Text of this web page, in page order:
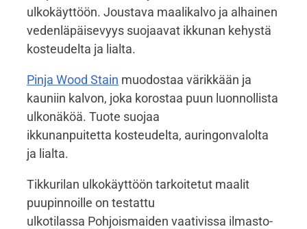
ulkokäyttöön. Joustava maalikalvo ja alhainen
vedenläpäisevyys suojaavat ikkunan kehystä
kosteudelta ja lialta.
Pinja Wood Stain muodostaa värikkään ja
kauniin kalvon, joka korostaa puun luonnollista
ulkonäköä. Tuote suojaa
ikkunanpuitetta kosteudelta, auringonvalolta
ja lialta.
Tikkurilan ulkokäyttöön tarkoitetut maalit
puupinnoille on testattu
ulkotilassa Pohjoismaiden vaativissa ilmasto-